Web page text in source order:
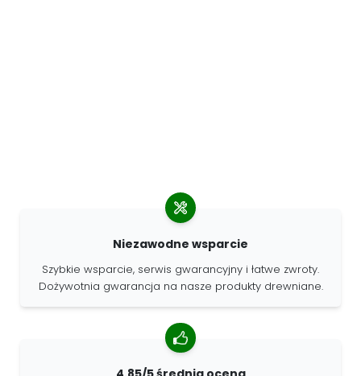
Niezawodne wsparcie
Szybkie wsparcie, serwis gwarancyjny i łatwe zwroty.
Dożywotnia gwarancja na nasze produkty drewniane.